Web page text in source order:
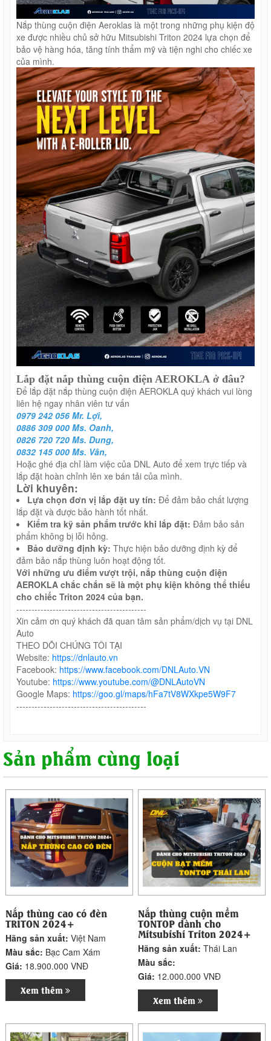
Nắp thùng cuộn điện Aeroklas là một trong những phụ kiện độ
xe được nhiều chủ sở hữu Mitsubishi Triton 2024 lựa chọn để
bảo vệ hàng hóa, tăng tính thẩm mỹ và tiện nghi cho chiếc xe
của mình.
Lắp đặt nắp thùng cuộn điện AEROKLA ở đâu?
Để lắp đặt nắp thùng cuộn điện AEROKLA quý khách vui lòng
liên hệ ngay nhân viên tư vấn
0979 242 056 Mr. Lợi,
0886 309 000 Ms. Oanh,
0826 720 720 Ms. Dung,
0832 145 000 Ms. Vân,
Hoặc ghé địa chỉ làm việc của DNL Auto để xem trực tiếp và
lắp đặt hoàn chỉnh lên xe bán tải của mình.
Lời khuyên:
Lựa chọn đơn vị lắp đặt uy tín: Để đảm bảo chất lượng
lắp đặt và được bảo hành tốt nhất.
Kiểm tra kỹ sản phẩm trước khi lắp đặt: Đảm bảo sản
phẩm không bị lỗi hỏng.
Bảo dưỡng định kỳ: Thực hiện bảo dưỡng định kỳ để
đảm bảo nắp thùng luôn hoạt động tốt.
Với những ưu điểm vượt trội, nắp thùng cuộn điện
AEROKLA chắc chắn sẽ là một phụ kiện không thể thiếu
cho chiếc Triton 2024 của bạn.
-------------------------------------------
Xin cảm ơn quý khách đã quan tâm sản phẩm/dịch vụ tại DNL
Auto
THEO DÕI CHÚNG TÔI TẠI
Website: https://dnlauto.vn
Facebook: https://www.facebook.com/DNLAuto.VN
Youtube: https://www.youtube.com/@DNLAutoVN
Google Maps: https://goo.gl/maps/hFa7tV8WXkpe5W9F7
-------------------------------------------
Sản phẩm cùng loại
Nắp thùng cao có đèn
TRITON 2024+
Hãng sản xuất:Việt Nam
Màu sắc: Bạc Cam Xám
Giá: 18.900.000 VNĐ
Xem thêm
Nắp thùng cuộn mềm
TONTOP dành cho
Mitsubishi Triton 2024+
Hãng sản xuất:Thái Lan
Màu sắc:
Giá: 12.000.000 VNĐ
Xem thêm